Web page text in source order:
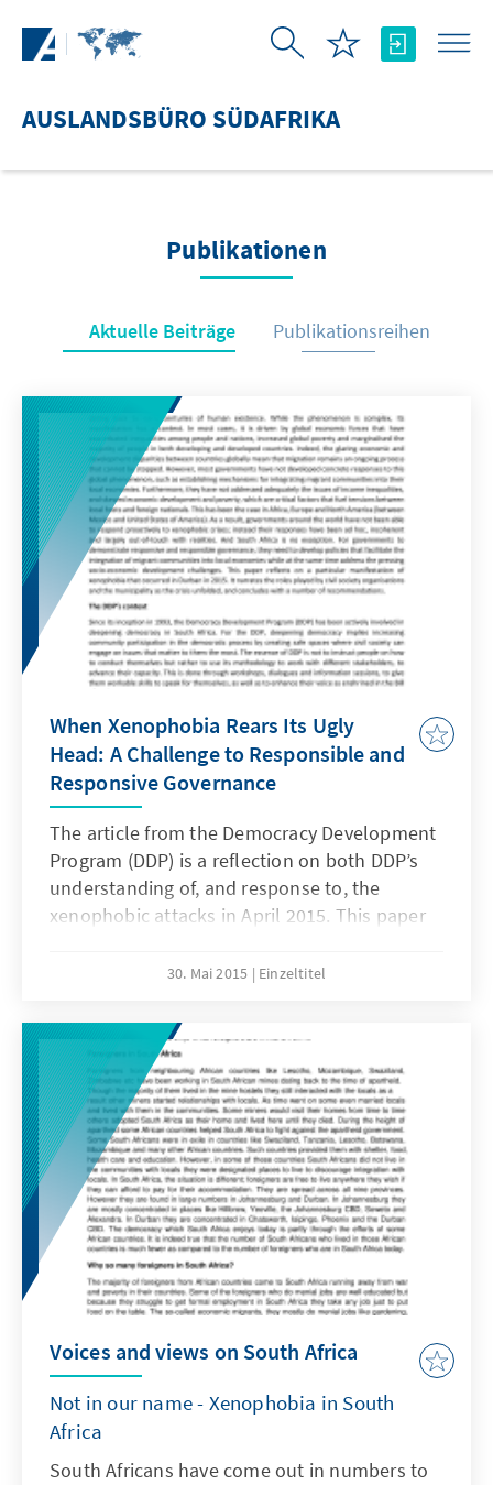
AUSLANDSBÜRO SÜDAFRIKA
Publikationen
Aktuelle Beiträge Publikationsreihen
When Xenophobia Rears Its Ugly
Head: A Challenge to Responsible and
Responsive Governance
The article from the Democracy Development
Program (DDP) is a reflection on both DDP’s
understanding of, and response to, the
xenophobic attacks in April 2015. This paper
relevant stakeholders to provide a
the xenophobic crisis as well as its stance to
provide targeted community dialogues and
constant engagement with local government
to ensure that the plight of the African
migrant community is protected and their
human rights are upheld, so that xenophobia
does not rear its ugly head time and time
again.
30. Mai 2015 Einzeltitel
Voices and views on South Africa
Not in our name - Xenophobia in South
Africa
South Africans have come out in numbers to